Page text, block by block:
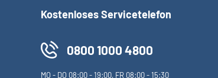
Kostenloses Servicetelefon
0800 1000 4800
MO- DO 08:00 - 19:00, FR 08:00 - 15:30